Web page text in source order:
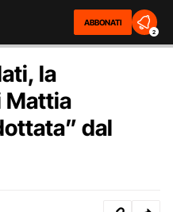
ABBONATI
2
la
dal